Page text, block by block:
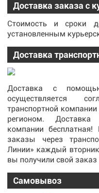
Доставка заказа с
Стоимость и сроки
установленным
Доставка
Доставка с
осуществляется
транспортной
регионом.
компании
заказы через
Линии» каждый
вы получили свой
Самовывоз